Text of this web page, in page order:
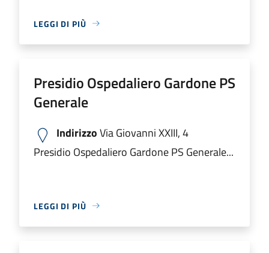
LEGGI DI PIÙ
Presidio Ospedaliero Gardone PS
Generale
IndirizzoVia Giovanni XXIII, 4
Presidio Ospedaliero Gardone PS Generale...
LEGGI DI PIÙ